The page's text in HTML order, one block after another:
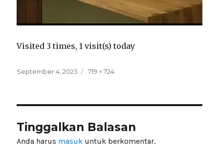
Visited 3 times, 1 visit(s) today
Posted
September 4, 2023
Full
719 × 724
Tinggalkan Balasan
Anda harus masuk untuk berkomentar.